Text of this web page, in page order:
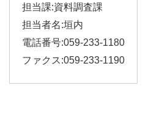
担当課:資料調査課
担当者名:垣内
電話番号:059-233-1180
ファクス:059-233-1190